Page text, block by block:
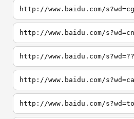
http://www.baidu.com/
http://www.baidu.com/
http://www.baidu.com/
http://www.baidu.com/
http://www.baidu.com/